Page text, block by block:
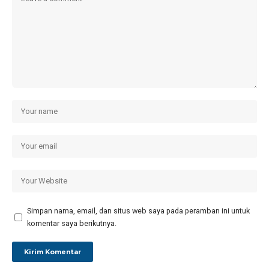
Simpan nama, email, dan situs web saya pada peramban ini untuk
komentar saya berikutnya.